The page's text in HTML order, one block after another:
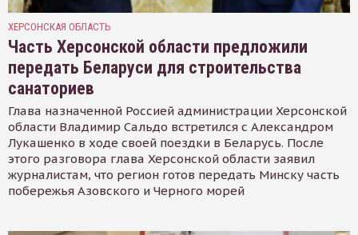
ХЕРСОНСКАЯ ОБЛАСТЬ
Часть Херсонской области предложили
передать Беларуси для строительства
санаториев
Глава назначенной Россией администрации Херсонской
области Владимир Сальдо встретился с Александром
Лукашенко в ходе своей поездки в Беларусь. После
этого разговора глава Херсонской области заявил
журналистам, что регион готов передать Минску часть
побережья Азовского и Черного морей